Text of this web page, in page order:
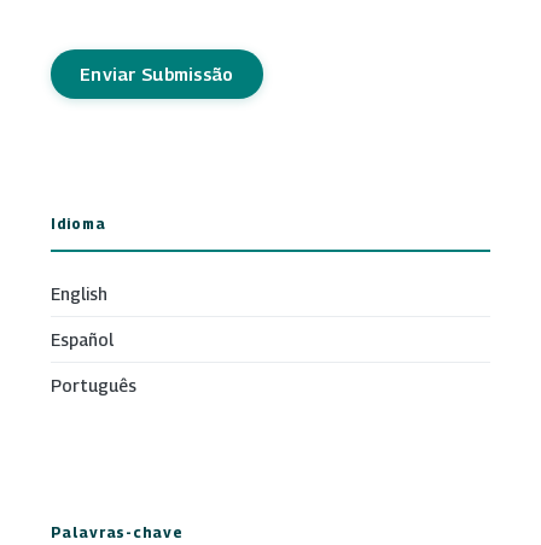
Enviar Submissão
Idioma
English
Español
Português
Palavras-chave